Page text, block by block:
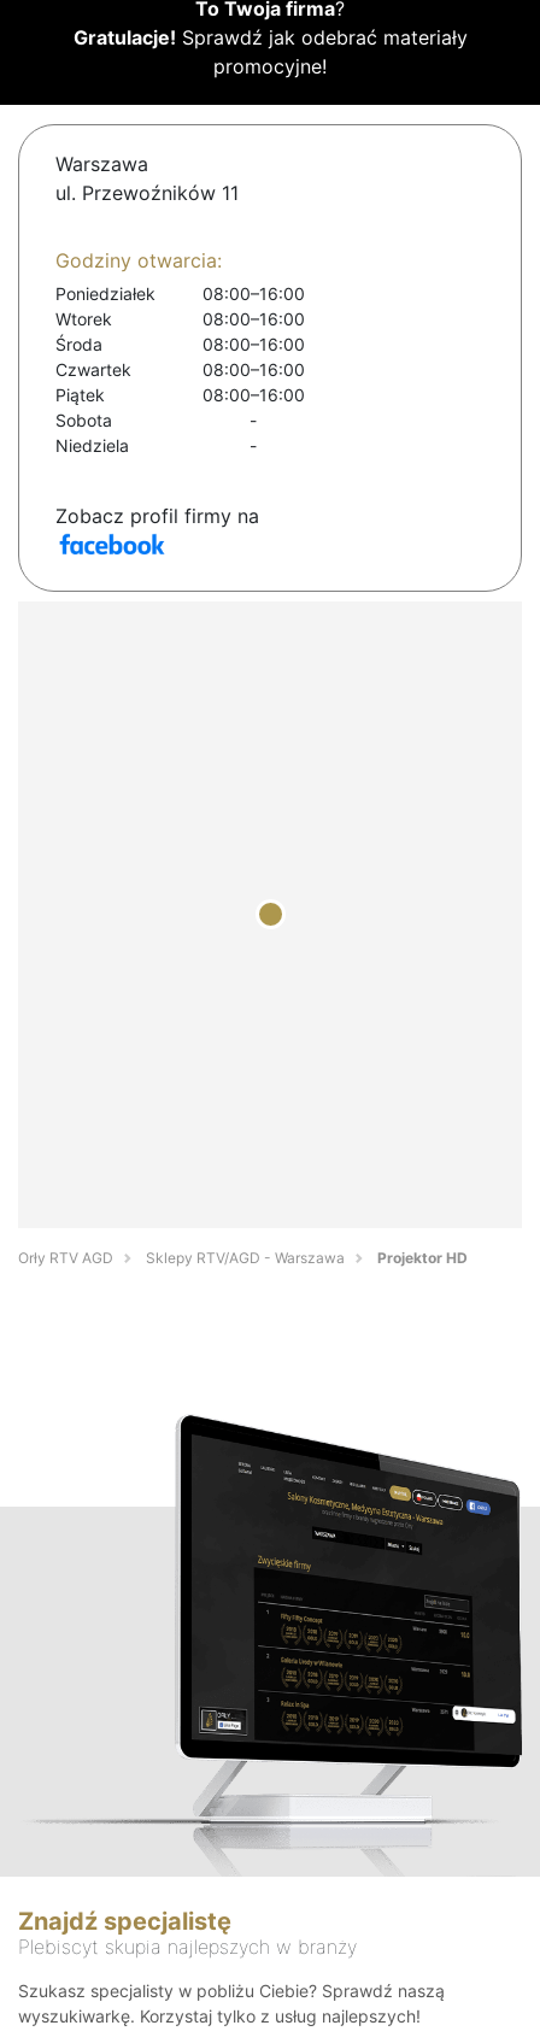
To Twoja firma?
Gratulacje! Sprawdź jak odebrać materiały
promocyjne!
Warszawa
ul. Przewoźników 11
Godziny otwarcia:
Poniedziałek
08:00–16:00
Wtorek
08:00–16:00
Środa
08:00–16:00
Czwartek
08:00–16:00
Piątek
08:00–16:00
Sobota
-
Niedziela
-
Zobacz profil firmy na
Orły RTV AGD Sklepy RTV/AGD - Warszawa Projektor HD
Znajdź specjalistę
Plebiscyt skupia najlepszych w branży
Szukasz specjalisty w pobliżu Ciebie? Sprawdź naszą
wyszukiwarkę. Korzystaj tylko z usług najlepszych!